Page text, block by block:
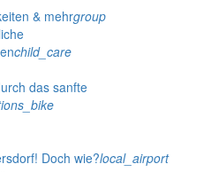
& mehrgroup
child_care
das sanfte
Doch wie?local_airport